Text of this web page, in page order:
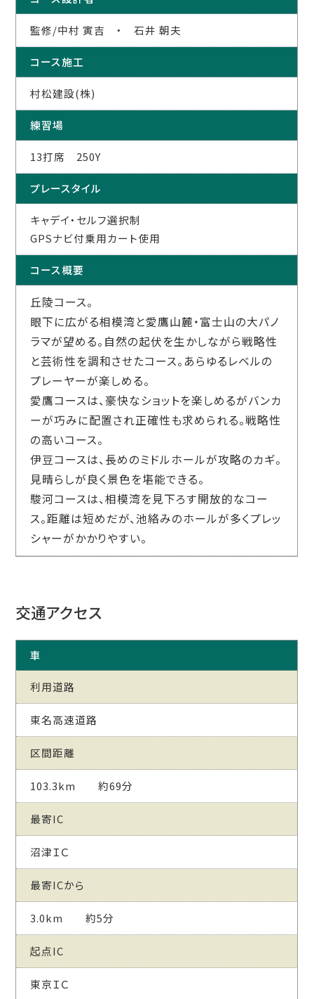
監修/中村 寅吉 ・ 石井 朝夫
コース施工
村松建設(株)
練習場
13打席 250Y
プレースタイル
キャデイ・セルフ選択制
GPSナビ付乗用カート使用
コース概要
丘陵コース。
眼下に広がる相模湾と愛鷹山麓・富士山の大パノ
ラマが望める。自然の起伏を生かしながら戦略性
と芸術性を調和させたコース。あらゆるレベルの
プレーヤーが楽しめる。
愛鷹コースは、豪快なショットを楽しめるがバンカ
ーが巧みに配置され正確性も求められる。戦略性
の高いコース。
伊豆コースは、長めのミドルホールが攻略のカギ。
見晴らしが良く景色を堪能できる。
駿河コースは、相模湾を見下ろす開放的なコー
ス。距離は短めだが、池絡みのホールが多くプレッ
シャーがかかりやすい。
交通アクセス
車
利用道路
東名高速道路
区間距離
103.3km 約69分
最寄IC
沼津ＩＣ
最寄ICから
3.0km 約5分
起点IC
東京ＩＣ